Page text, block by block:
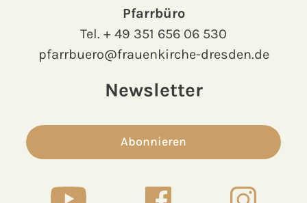
Pfarrbüro
Tel. + 49 351 656 06 530
pfarrbuero@frauenkirche-dresden.de
Newsletter
Abonnieren